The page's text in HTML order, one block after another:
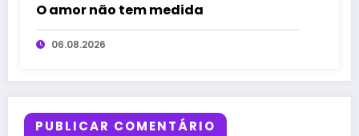
O amor não tem medida
06.08.2026
PUBLICAR COMENTÁRIO